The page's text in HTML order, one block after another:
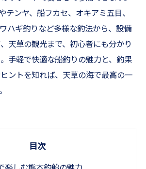
テンヤ、船フカセ、オキアミ五目、
ハギ釣りなど多様な釣法から、設備
天草の観光まで、初心者にも分かり
手軽で快適な船釣りの魅力と、釣果
ントを知れば、天草の海で最高の一
目次